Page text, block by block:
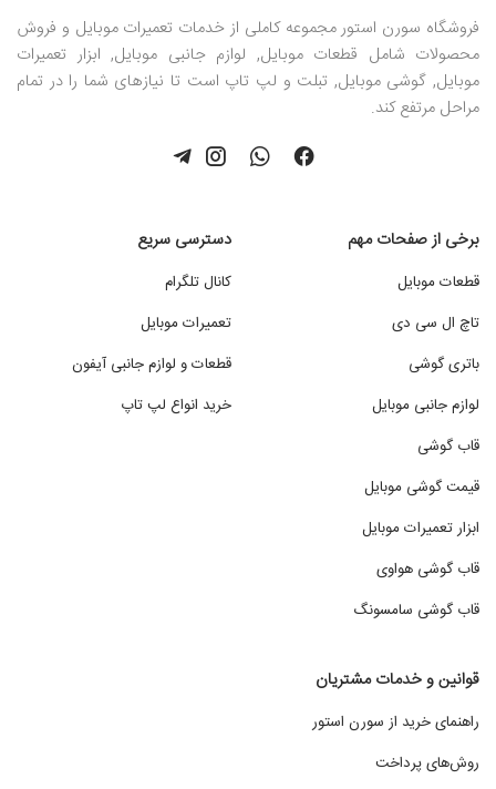
فروشگاه سورن استور مجموعه کاملی از خدمات تعمیرات موبایل و فروش
محصولات شامل قطعات موبایل, لوازم جانبی موبایل, ابزار تعمیرات
موبایل, گوشی موبایل, تبلت و لپ تاپ است تا نیازهای شما را در تمام
مراحل مرتفع کند.
برخی از صفحات مهم
قطعات موبایل
تاچ ال سی دی
باتری گوشی
لوازم جانبی موبایل
قاب گوشی
قیمت گوشی موبایل
ابزار تعمیرات موبایل
قاب گوشی هواوی
قاب گوشی سامسونگ
دسترسی سریع
کانال تلگرام
تعمیرات موبایل
قطعات و لوازم جانبی آیفون
خرید انواع لپ تاپ
قوانین و خدمات مشتریان
راهنمای خرید از سورن استور
روش‌های پرداخت